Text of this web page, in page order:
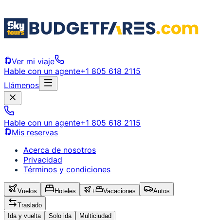
Ver mi viaje
Hable con un agente+1 805 618 2115
Llámenos
Hable con un agente+1 805 618 2115
Mis reservas
Acerca de nosotros
Privacidad
Términos y condiciones
Vuelos Hoteles + Vacaciones
Autos
Traslado
Ida y vuelta
Solo ida Multiciudad